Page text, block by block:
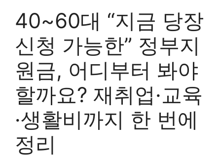
40~60대 “지금 당장
신청 가능한” 정부지
원금, 어디부터 봐야
할까요? 재취업·교육
·생활비까지 한 번에
정리